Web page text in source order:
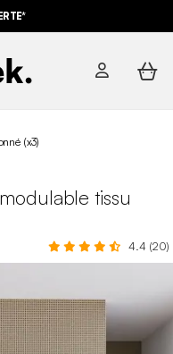
(x3)
tissu
4.4 (20)